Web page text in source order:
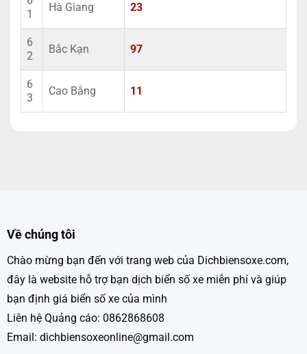
1
Hà Giang 23
6
2
Bắc Kạn 97
6
3
Cao Bằng 11
Về chúng tôi
Chào mừng bạn đến với trang web của Dichbiensoxe.com,
đây là website hỗ trợ bạn dịch biển số xe miễn phí và giúp
bạn định giá biển số xe của mình
Liên hệ Quảng cáo: 0862868608
Email: dichbiensoxeonline@gmail.com